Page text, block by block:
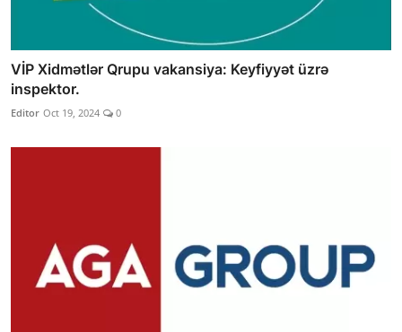
VİP Xidmətlər Qrupu vakansiya: Keyfiyyət üzrə
inspektor.
Editor Oct 19, 2024 0